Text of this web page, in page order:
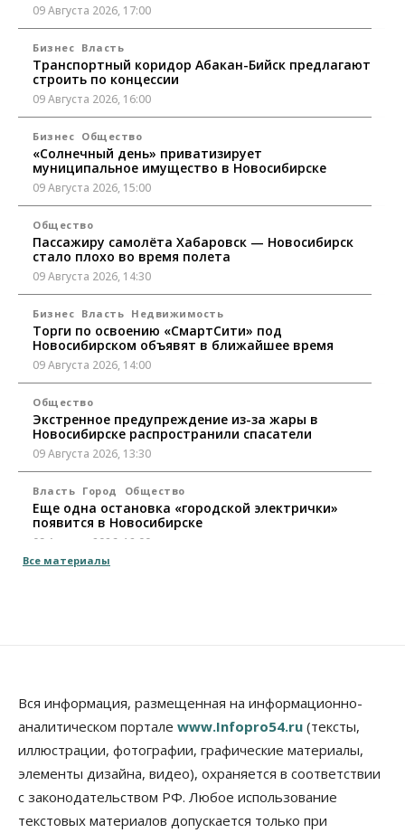
09 Августа 2026, 17:00
Бизнес Власть
Транспортный коридор Абакан-Бийск предлагают
строить по концессии
09 Августа 2026, 16:00
Бизнес Общество
«Солнечный день» приватизирует
муниципальное имущество в Новосибирске
09 Августа 2026, 15:00
Общество
Пассажиру самолёта Хабаровск — Новосибирск
стало плохо во время полета
09 Августа 2026, 14:30
Бизнес Власть Недвижимость
Торги по освоению «СмартСити» под
Новосибирском объявят в ближайшее время
09 Августа 2026, 14:00
Общество
Экстренное предупреждение из-за жары в
Новосибирске распространили спасатели
09 Августа 2026, 13:30
Власть Город Общество
Еще одна остановка «городской электрички»
появится в Новосибирске
09 Августа 2026, 12:00
новосибирской сети СТО пояснил кому можно
заливать бензин Евро‑2
09 Августа 2026, 10:00
Бизнес Общество
Работодатели Новосибирска заявили в центры
занятости почти 32 тысячи вакансий
09 Августа 2026, 09:00
Все материалы
Вся информация, размещенная на информационно-
аналитическом портале www.Infopro54.ru (тексты,
иллюстрации, фотографии, графические материалы,
элементы дизайна, видео), охраняется в соответствии
с законодательством РФ. Любое использование
текстовых материалов допускается только при